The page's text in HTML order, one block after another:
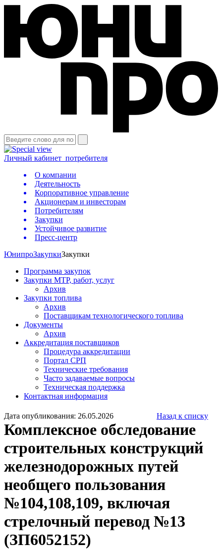
Личный кабинет потребителя
О компании
Деятельность
Корпоративное управление
Акционерам и инвесторам
Потребителям
Закупки
Устойчивое развитие
Пресс-центр
ЮнипроЗакупкиЗакупки
Программа закупок
Закупки МТР, работ, услуг
Архив
Закупки топлива
Архив
Поставщикам технологического топлива
Документы
Архив
Аккредитация поставщиков
Процедура аккредитации
Портал СРП
Технические требования
Часто задаваемые вопросы
Техническая поддержка
Контактная информация
Дата опубликования: 26.05.2026 Назад к списку
Комплексное обследование
строительных конструкций
железнодорожных путей
необщего пользования
№104,108,109, включая
стрелочный перевод №13
(ЗП6052152)